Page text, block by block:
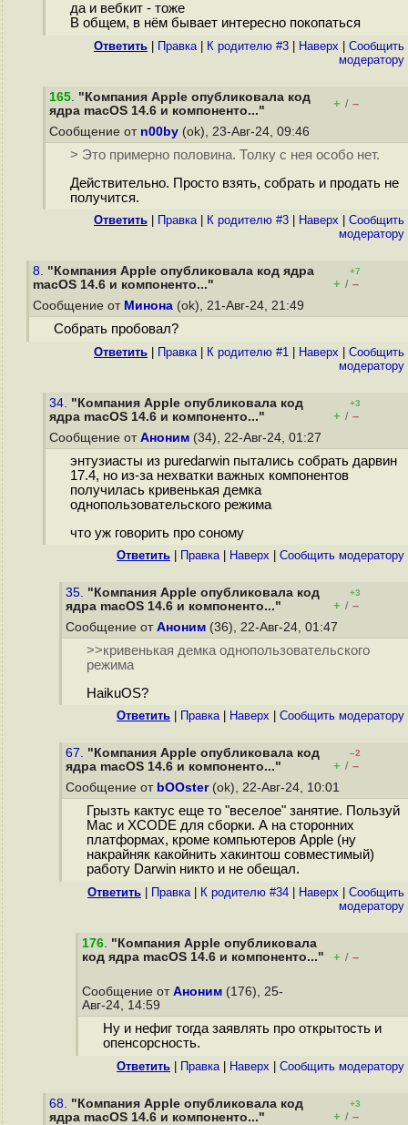
да и вебкит - тоже
В общем, в нём бывает интересно покопаться
Ответить Правка| К родителю #3 Наверх
Cообщить
модератору
165. "Компания Apple опубликовала код
ядра macOS 14.6 и компоненто..."
+ / –
Сообщение от n00by (ok), 23-Авг-24, 09:46
> Это примерно половина. Толку с нея особо нет.
Действительно. Просто взять, собрать и продать не
получится.
Ответить Правка| К родителю #3 Наверх
Cообщить
модератору
8. "Компания Apple опубликовала код ядра
macOS 14.6 и компоненто..."
+7
+ / –
Сообщение от Минона (ok), 21-Авг-24, 21:49
Собрать пробовал?
Ответить Правка| К родителю #1 Наверх
Cообщить
модератору
34. "Компания Apple опубликовала код
ядра macOS 14.6 и компоненто..."
+3
+ / –
Сообщение от Аноним (34), 22-Авг-24, 01:27
энтузиасты из puredarwin пытались собрать дарвин
17.4, но из-за нехватки важных компонентов
получилась кривенькая демка
однопользовательского режима
что уж говорить про соному
Ответить Правка| Наверх Cообщить модератору
35. "Компания Apple опубликовала код
ядра macOS 14.6 и компоненто..."
+3
+ / –
Сообщение от Аноним (36), 22-Авг-24, 01:47
>>кривенькая демка однопользовательского
режима
HaikuOS?
Ответить Правка| Наверх Cообщить модератору
67. "Компания Apple опубликовала код
ядра macOS 14.6 и компоненто..."
–2
+ / –
Сообщение от bOOster(ok), 22-Авг-24, 10:01
Грызть кактус еще то "веселое" занятие. Пользуй
Mac и XCODE для сборки. А на сторонних
платформах, кроме компьютеров Apple (ну
накрайняк какойнить хакинтош совместимый)
работу Darwin никто и не обещал.
Ответить Правка| К родителю #34 Наверх
Cообщить
модератору
176. "Компания Apple опубликовала
код ядра macOS 14.6 и компоненто..."
+ / –
Сообщение от Аноним (176), 25-
Авг-24, 14:59
Ну и нефиг тогда заявлять про открытость и
опенсорсность.
Ответить Правка| Наверх Cообщить модератору
68. "Компания Apple опубликовала код
ядра macOS 14.6 и компоненто..."
+3
+ / –